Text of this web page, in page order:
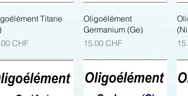
Aperçu rapide
Titane
CHF
Aperçu rapide
Oligoélément
Germanium (Ge)
Prix
15.00 CHF